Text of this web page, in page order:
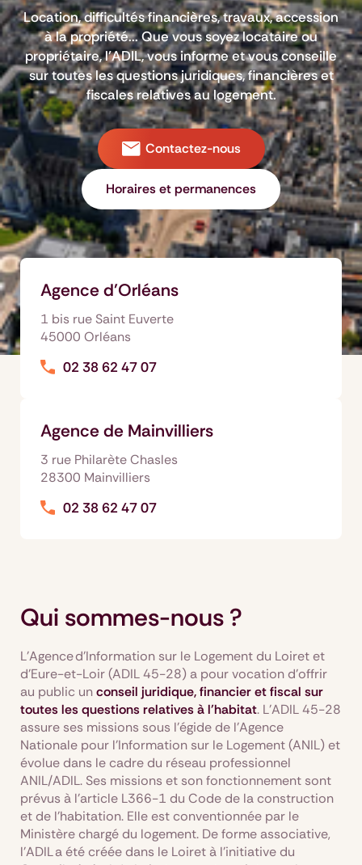
Location, difficultés financières, travaux, accession
à la propriété... Que vous soyez locataire ou
propriétaire, l’ADIL, vous informe et vous conseille
sur toutes les questions juridiques, financières et
fiscales relatives au logement.
Contactez-nous
Horaires et permanences
Agence d'Orléans
1 bis rue Saint Euverte
45000 Orléans
02 38 62 47 07
Agence de Mainvilliers
3 rue Philarète Chasles
28300 Mainvilliers
02 38 62 47 07
Qui sommes-nous ?
L’Agence d’Information sur le Logement du Loiret et
d'Eure-et-Loir (ADIL 45-28) a pour vocation d’offrir
au public unconseil juridique, financier et fiscal sur
toutes les questions relatives à l'habitat. L’ADIL 45-28
assure ses missions sous l’égide de l’Agence
Nationale pour l’Information sur le Logement (ANIL) et
évolue dans le cadre du réseau professionnel
ANIL/ADIL. Ses missions et son fonctionnement sont
prévus à l’article L366-1 du Code de la construction
et de l’habitation. Elle est conventionnée par le
Ministère chargé du logement. De forme associative,
l’ADIL a été créée dans le Loiret à l’initiative du